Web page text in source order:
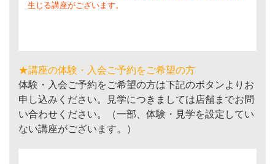
生じる講座がございます。
★講座の体験・入会ご予約をご希望の方
体験・入会ご予約をご希望の方は下記のボタンよりお
申し込みください。見学につきましては店舗までお問
い合わせください。（一部、体験・見学を設定してい
ない講座がございます。）